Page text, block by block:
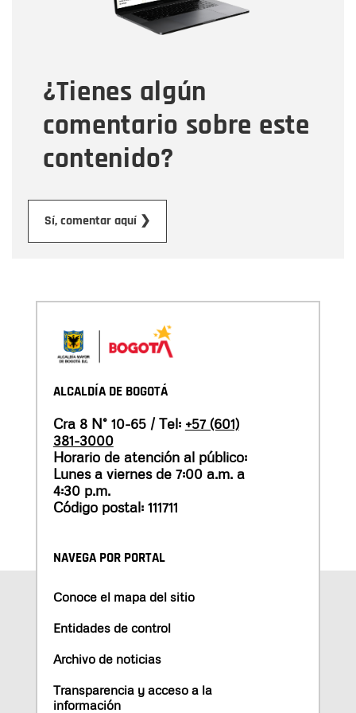
¿Tienes algún
comentario sobre este
contenido?
Sí, comentar aquí ❯
Tipo de comentario
Mensaje
ALCALDÍA DE BOGOTÁ
Cra 8 N° 10-65 / Tel: +57 (601)
381-3000
Horario de atención al público:
Lunes a viernes de 7:00 a.m. a
4:30 p.m.
Código postal: 111711
NAVEGA POR PORTAL
Conoce el mapa del sitio
Entidades de control
Archivo de noticias
Transparencia y acceso a la
información